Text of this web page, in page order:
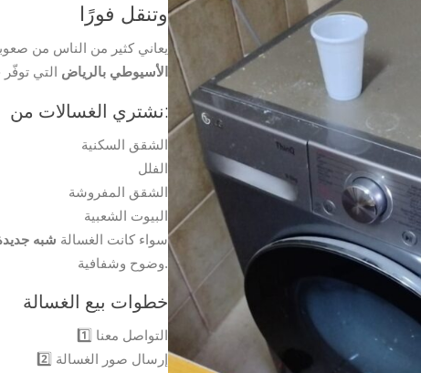
وتنقل فورًا
يعاني كثير من الناس من
الأسيوطي بالرياض التي
نشتري الغسالات من:
الشقق السكنية
الفلل
الشقق المفروشة
البيوت الشعبية
سواء كانت الغسالة شبه
وضوح وشفافية.
خطوات بيع الغسالة
1️⃣ التواصل معنا
2️⃣ إرسال صور الغسالة